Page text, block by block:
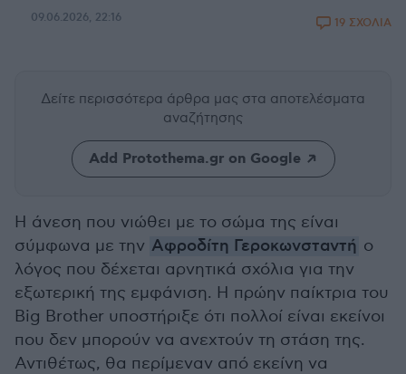
09.06.2026, 22:16 19 ΣΧΟΛΙΑ
Δείτε περισσότερα άρθρα μας στα αποτελέσματα
αναζήτησης
Add Protothema.gr on Google
Η άνεση που νιώθει με το σώμα της είναι
σύμφωνα με την Αφροδίτη Γεροκωνσταντή ο
λόγος που δέχεται αρνητικά σχόλια για την
εξωτερική της εμφάνιση. Η πρώην παίκτρια του
Big Brother υποστήριξε ότι πολλοί είναι εκείνοι
που δεν μπορούν να ανεχτούν τη στάση της.
Αντιθέτως, θα περίμεναν από εκείνη να